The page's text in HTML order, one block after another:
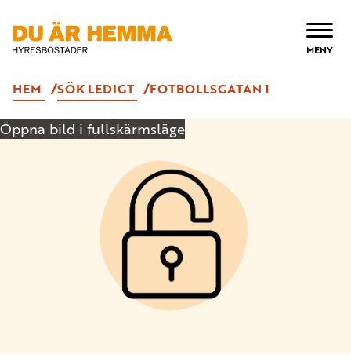
ÖPPNA
MENY
HEM SÖK LEDIGT FOTBOLLSGATAN 1
Öppna bild i fullskärmsläge